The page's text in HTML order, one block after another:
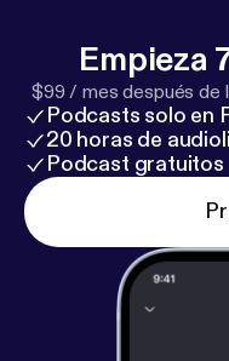
Empieza
$99 / mes después de
Podcasts solo en
20 horas de
Podcast gratuitos